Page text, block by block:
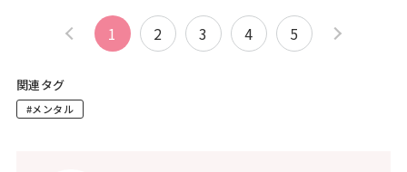
1 2 3 4 5
関連タグ
#メンタル